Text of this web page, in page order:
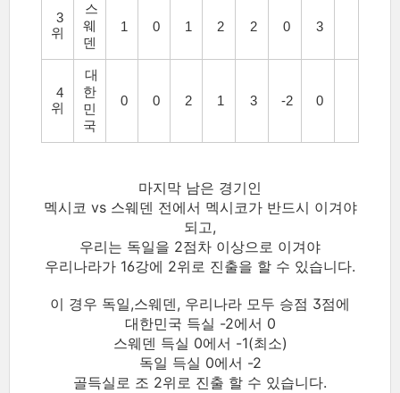
3
위
스
웨
덴
1 0 1 2 2 0 3
4
위
대
한
민
국
0 0 2 1 3 -2 0
마지막 남은 경기인
멕시코 vs 스웨덴 전에서 멕시코가 반드시 이겨야
되고,
우리는 독일을 2점차 이상으로 이겨야
우리나라가 16강에 2위로 진출을 할 수 있습니다.
이 경우 독일,스웨덴, 우리나라 모두 승점 3점에
대한민국 득실 -2에서 0
스웨덴 득실 0에서 -1(최소)
독일 득실 0에서 -2
골득실로 조 2위로 진출 할 수 있습니다.